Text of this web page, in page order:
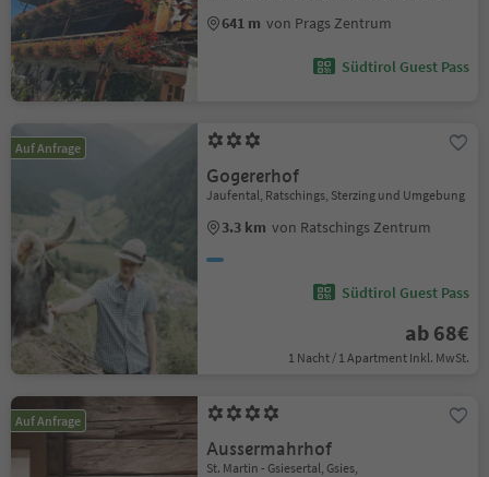
641 m von Prags Zentrum
Südtirol Guest Pass
Auf Anfrage
Gogererhof
Jaufental, Ratschings, Sterzing und Umgebung
3.3 km von Ratschings Zentrum
Südtirol Guest Pass
ab 68€
1 Nacht / 1 Apartment Inkl. MwSt.
Auf Anfrage
Aussermahrhof
St. Martin - Gsiesertal, Gsies,